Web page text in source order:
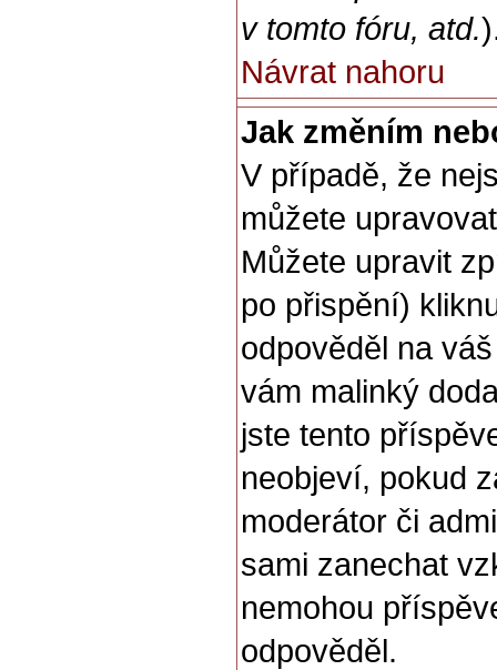
v tomto fóru, atd.
Návrat nahoru
Jak změním
V případě, že
můžete
Můžete upravit
po přispění)
odpověděl na
vám malinký
jste tento
neobjeví, pokud
moderátor či
sami zanechat
nemohou
odpověděl.